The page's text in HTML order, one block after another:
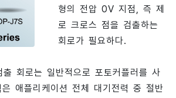
형의 전압 0V 지점, 즉 제
로 크로스 점을 검출하는
회로가 필요하다.
회로는 일반적으로 포토커플러를 사
애플리케이션 전체 대기전력 중 절반